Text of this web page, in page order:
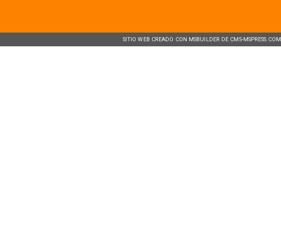
SITIO WEB CREADO CON MSBUILDER DE CMS-MSPRESS.COM